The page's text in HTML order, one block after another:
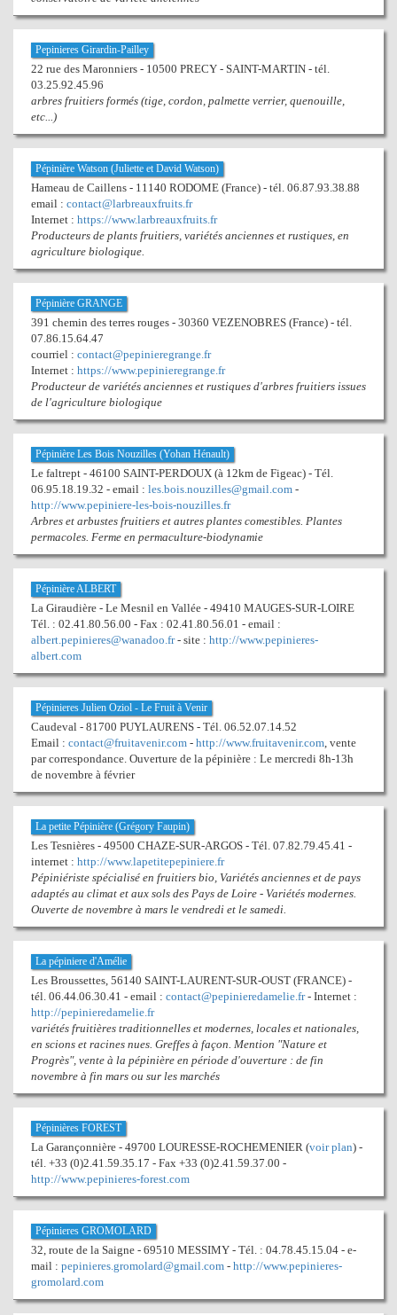
Pepinieres Girardin-Pailley
22 rue des Maronniers - 10500 PRECY - SAINT-MARTIN - tél.
03.25.92.45.96
arbres fruitiers formés (tige, cordon, palmette verrier, quenouille,
etc...)
Pépinière Watson (Juliette et David Watson)
Hameau de Caillens - 11140 RODOME (France) - tél. 06.87.93.38.88
email : contact@larbreauxfruits.fr
Internet : https://www.larbreauxfruits.fr
Producteurs de plants fruitiers, variétés anciennes et rustiques, en
agriculture biologique.
Pépinière GRANGE
391 chemin des terres rouges - 30360 VEZENOBRES (France) - tél.
07.86.15.64.47
courriel : contact@pepinieregrange.fr
Internet : https://www.pepinieregrange.fr
Producteur de variétés anciennes et rustiques d'arbres fruitiers issues
de l'agriculture biologique
Pépinière Les Bois Nouzilles (Yohan Hénault)
Le faltrept - 46100 SAINT-PERDOUX (à 12km de Figeac) - Tél.
06.95.18.19.32 - email : les.bois.nouzilles@gmail.com -
http://www.pepiniere-les-bois-nouzilles.fr
Arbres et arbustes fruitiers et autres plantes comestibles. Plantes
permacoles. Ferme en permaculture-biodynamie
Pépinière ALBERT
La Giraudière - Le Mesnil en Vallée - 49410 MAUGES-SUR-LOIRE
Tél. : 02.41.80.56.00 - Fax : 02.41.80.56.01 - email :
albert.pepinieres@wanadoo.fr- site : http://www.pepinieres-
albert.com
Pépinieres Julien Oziol - Le Fruit à Venir
Caudeval - 81700 PUYLAURENS - Tél. 06.52.07.14.52
Email : contact@fruitavenir.com - http://www.fruitavenir.com, vente
par correspondance. Ouverture de la pépinière : Le mercredi 8h-13h
de novembre à février
La petite Pépinière (Grégory Faupin)
Les Tesnières - 49500 CHAZE-SUR-ARGOS - Tél. 07.82.79.45.41 -
internet : http://www.lapetitepepiniere.fr
Pépiniériste spécialisé en fruitiers bio, Variétés anciennes et de pays
adaptés au climat et aux sols des Pays de Loire - Variétés modernes.
Ouverte de novembre à mars le vendredi et le samedi.
La pépiniere d'Amélie
Les Broussettes, 56140 SAINT-LAURENT-SUR-OUST (FRANCE) -
tél. 06.44.06.30.41 - email : contact@pepinieredamelie.fr- Internet :
http://pepinieredamelie.fr
variétés fruitières traditionnelles et modernes, locales et nationales,
en scions et racines nues. Greffes à façon. Mention "Nature et
Progrès", vente à la pépinière en période d'ouverture : de fin
novembre à fin mars ou sur les marchés
Pépinières FOREST
La Garançonnière - 49700 LOURESSE-ROCHEMENIER (voir plan) -
tél. +33 (0)2.41.59.35.17 - Fax +33 (0)2.41.59.37.00 -
http://www.pepinieres-forest.com
Pépinieres GROMOLARD
32, route de la Saigne - 69510 MESSIMY - Tél. : 04.78.45.15.04 - e-
mail : pepinieres.gromolard@gmail.com - http://www.pepinieres-
gromolard.com